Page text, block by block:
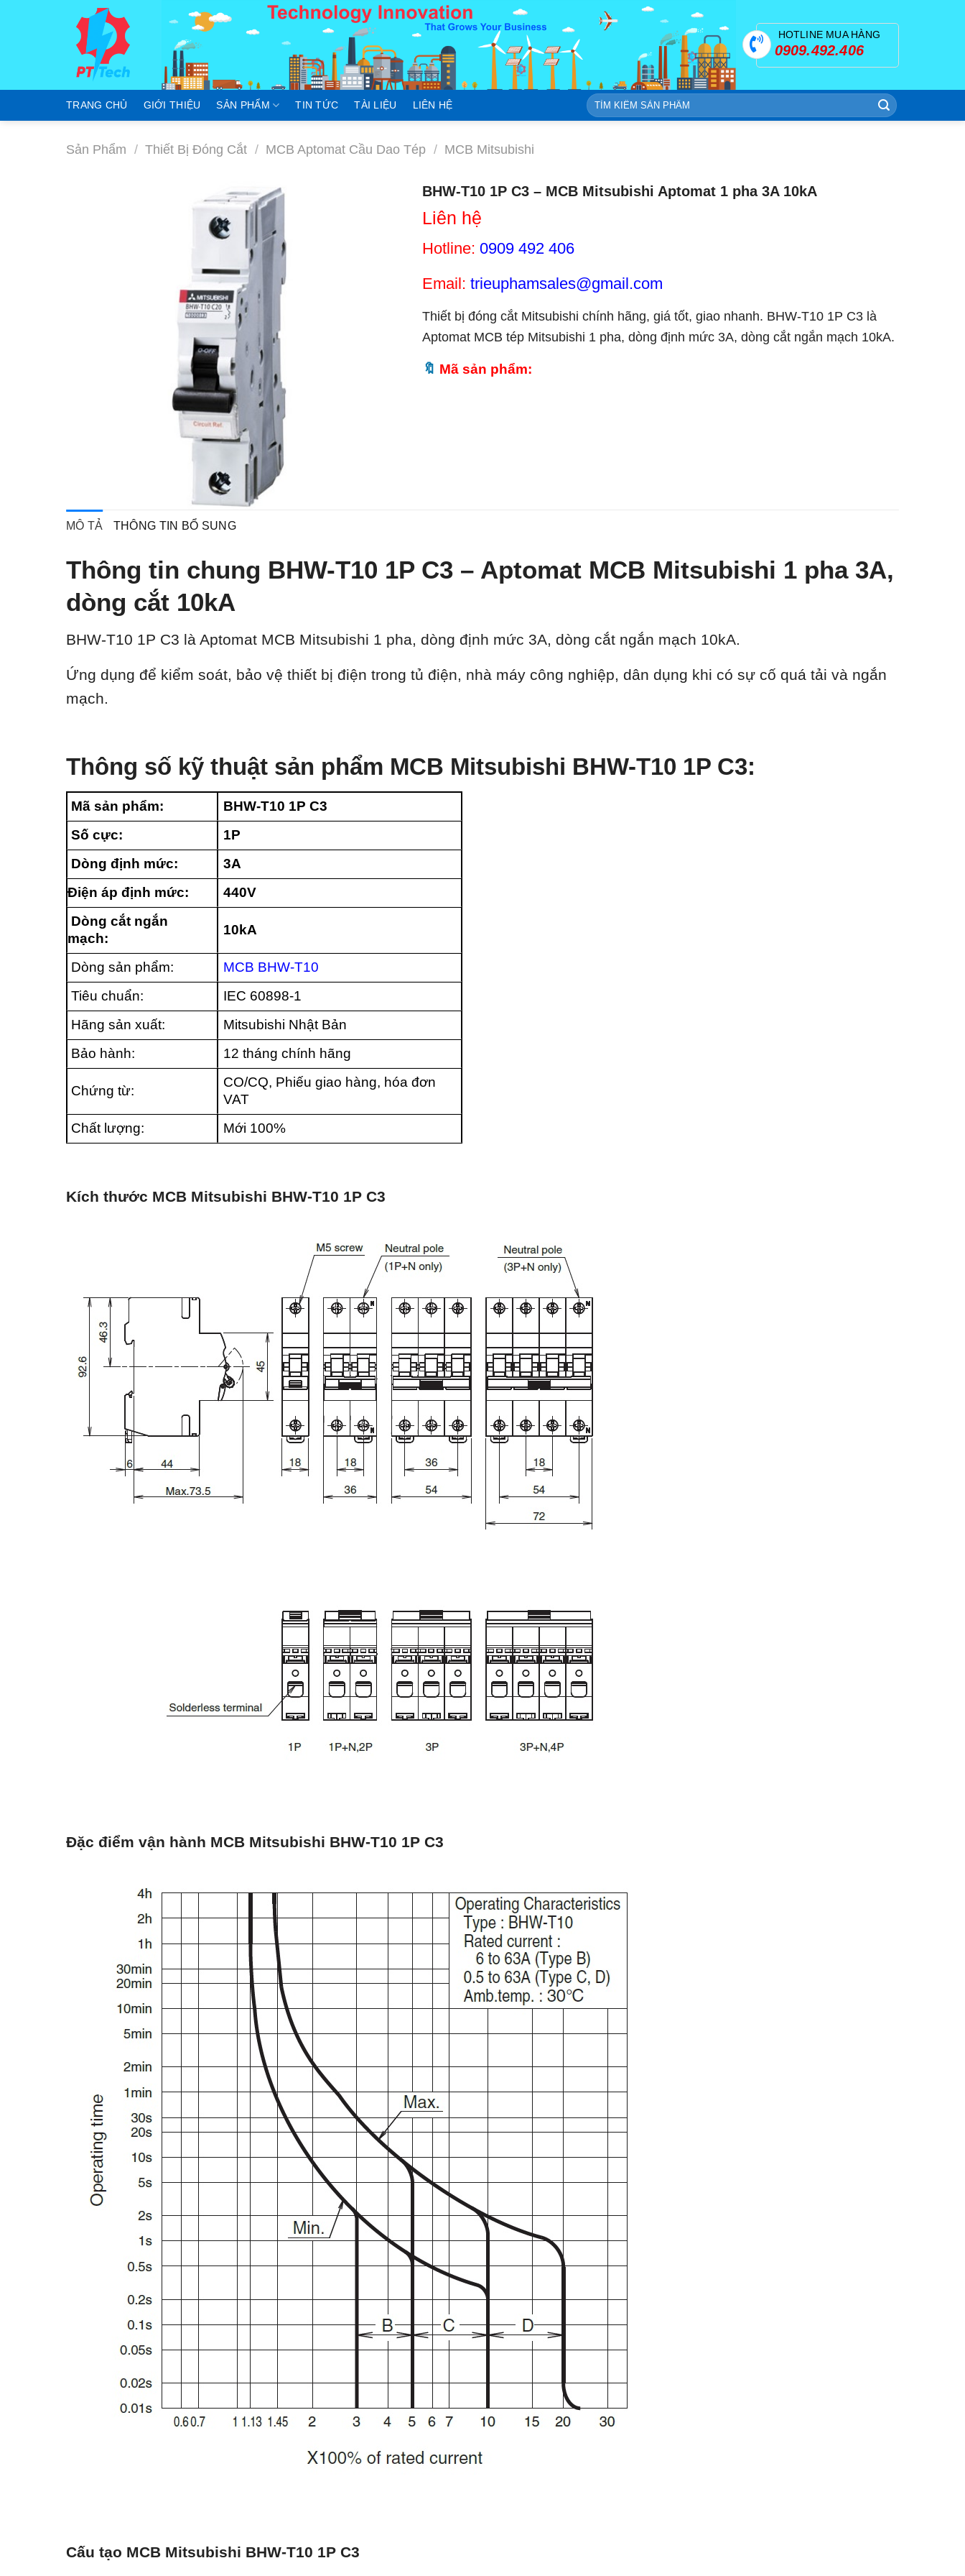
HOTLINE MUA HÀNG
0909.492.406
TRANG CHỦ GIỚI THIỆU SẢN PHẨM TIN TỨC TÀI LIỆU LIÊN HỆ
Tìm
kiếm:
Sản Phẩm / Thiết Bị Đóng Cắt / MCB Aptomat Cầu Dao Tép / MCB Mitsubishi
BHW-T10 1P C3 – MCB Mitsubishi Aptomat 1 pha 3A 10kA
Liên hệ
Hotline: 0909 492 406
Email: trieuphamsales@gmail.com
Thiết bị đóng cắt Mitsubishi chính hãng, giá tốt, giao nhanh. BHW-T10 1P C3 là
Aptomat MCB tép Mitsubishi 1 pha, dòng định mức 3A, dòng cắt ngắn mạch 10kA.
Mã sản phẩm:
MÔ TẢ THÔNG TIN BỔ SUNG
Thông tin chung BHW-T10 1P C3 – Aptomat MCB Mitsubishi 1 pha 3A,
dòng cắt 10kA
BHW-T10 1P C3 là Aptomat MCB Mitsubishi 1 pha, dòng định mức 3A, dòng cắt ngắn mạch 10kA.
Ứng dụng để kiểm soát, bảo vệ thiết bị điện trong tủ điện, nhà máy công nghiệp, dân dụng khi có sự cố quá tải và ngắn
mạch.
Thông số kỹ thuật sản phẩm MCB Mitsubishi BHW-T10 1P C3:
Mã sản phẩm:
BHW-T10 1P C3
Số cực:
1P
Dòng định mức:
3A
Điện áp định mức:
440V
Dòng cắt ngắn
mạch:
10kA
Dòng sản phẩm:
MCB BHW-T10
Tiêu chuẩn:
IEC 60898-1
Hãng sản xuất:
Mitsubishi Nhật Bản
Bảo hành:
12 tháng chính hãng
Chứng từ:
CO/CQ, Phiếu giao hàng, hóa đơn
VAT
Chất lượng:
Mới 100%
Kích thước MCB Mitsubishi BHW-T10 1P C3
Đặc điểm vận hành MCB Mitsubishi BHW-T10 1P C3
Cấu tạo MCB Mitsubishi BHW-T10 1P C3